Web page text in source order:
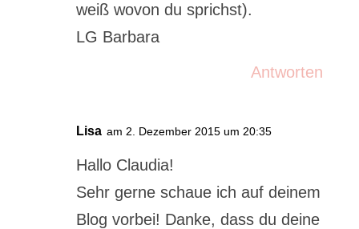
weiß wovon du sprichst).
LG Barbara
Antworten
Lisa am 2. Dezember 2015 um 20:35
Hallo Claudia!
Sehr gerne schaue ich auf deinem
Blog vorbei! Danke, dass du deine